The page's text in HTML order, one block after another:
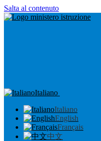
Salta al contenuto
Italiano
Italiano
English
Français
中文